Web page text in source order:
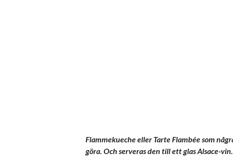
Flammekueche eller Tarte Flambée som
göra. Och serveras den till ett glas Alsace-